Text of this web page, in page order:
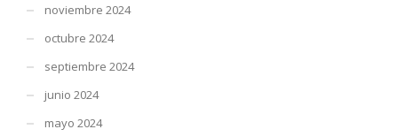
noviembre 2024
octubre 2024
septiembre 2024
junio 2024
mayo 2024